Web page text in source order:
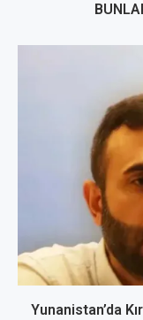
Yunanistan’da